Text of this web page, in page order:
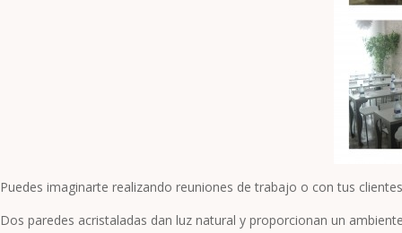
Puedes imaginarte realizando reuniones de trabajo o con tus
Dos paredes acristaladas dan luz natural y proporcionan un